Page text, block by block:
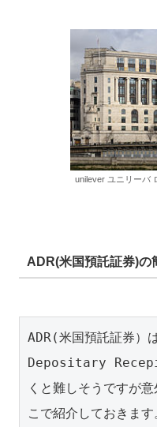
unilever ユニリーバ
ADR(米国預託証券)の
ADR(米国預託証券）
Depositary Recepit
くと難しそうですが
こで紹介しておきま